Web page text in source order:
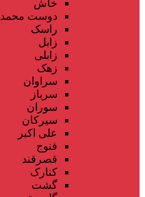
خاش
دوست محمد
راسک
زابل
زابلی
زهک
سراوان
سرباز
سوران
سیرکان
علی اکبر
فنوج
قصرقند
کنارک
گشت